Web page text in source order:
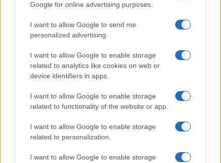
Google for online advertising purposes.
I want to allow Google to send me
personalized advertising.
I want to allow Google to enable storage
related to analytics like cookies on web or
device identifiers in apps.
I want to allow Google to enable storage
related to functionality of the website or app.
I want to allow Google to enable storage
related to personalization.
I want to allow Google to enable storage
Odissea e Spider-Man: i film che hanno rivoluzionato
Alessandro Tassinari · 5 Ago 2026
FUORI PORTA